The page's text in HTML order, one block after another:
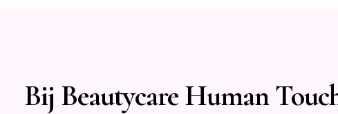
Bij Beautycare Human